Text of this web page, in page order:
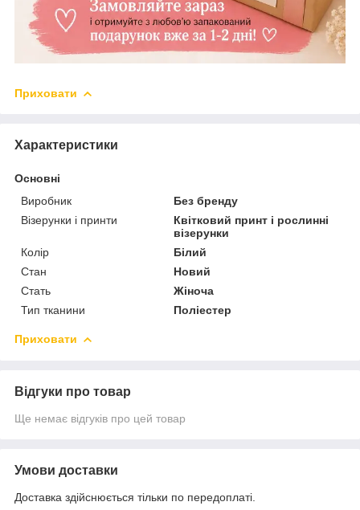
Приховати
Характеристики
Основні
Виробник
Без бренду
Візерунки і принти
Квітковий принт і рослинні
візерунки
Колір
Білий
Стан
Новий
Стать
Жіноча
Тип тканини
Поліестер
Приховати
Відгуки про товар
Ще немає відгуків про цей товар
Умови доставки
Доставка здійснюється тільки по передоплаті.